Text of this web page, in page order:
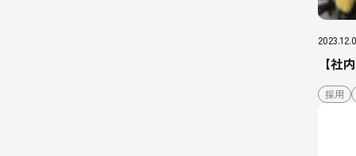
【社
採用